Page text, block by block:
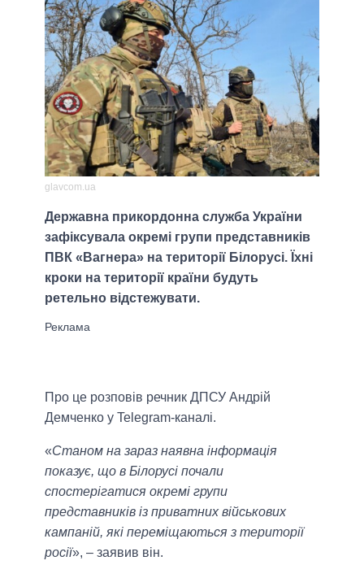
glavcom.ua
Державна прикордонна служба України
зафіксувала окремі групи представників
ПВК «Вагнера» на території Білорусі. Їхні
кроки на території країни будуть
ретельно відстежувати.
Про це розповів речник ДПСУ Андрій
Демченко у Telegram-каналі.
«Станом на зараз наявна інформація
показує, що в Білорусі почали
спостерігатися окремі групи
представників із приватних військових
кампаній, які переміщаються з території
росії», – заявив він.